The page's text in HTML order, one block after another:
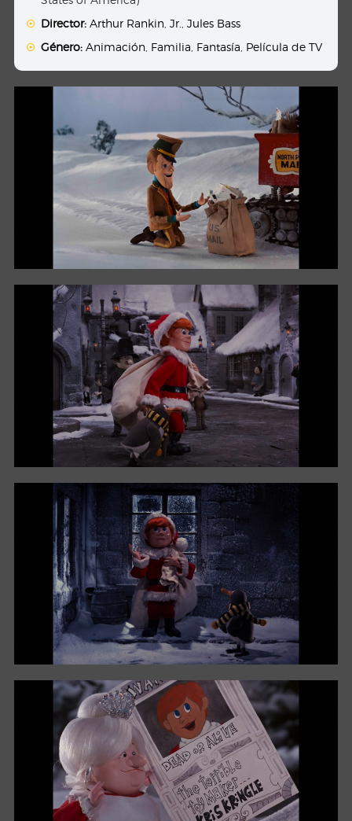
Director: Arthur Rankin ,Jr. ,Jules Bass
Género: Animación Familia Fantasía Película de TV